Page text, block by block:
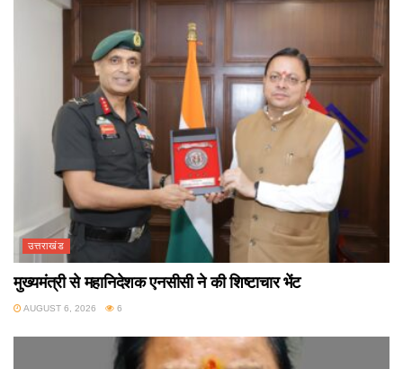
उत्तराखंड
मुख्यमंत्री से महानिदेशक एनसीसी ने की शिष्टाचार भेंट
AUGUST 6, 2026 6